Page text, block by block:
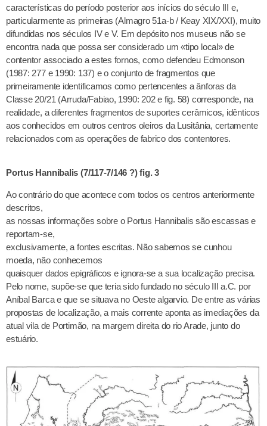
características do período posterior aos inícios do século III e,
particularmente as primeiras (Almagro 51a-b / Keay XIX/XXI), muito
difundidas nos séculos IV e V. Em depósito nos museus não se
encontra nada que possa ser considerado um «tipo local» de
contentor associado a estes fornos, como defendeu Edmonson
(1987: 277 e 1990: 137) e o conjunto de fragmentos que
primeiramente identificamos como pertencentes a ânforas da
Classe 20/21 (Arruda/Fabiao, 1990: 202 e fig. 58) corresponde, na
realidade, a diferentes fragmentos de suportes cerâmicos, idênticos
aos conhecidos em outros centros oleiros da Lusitânia, certamente
relacionados com as operações de fabrico dos contentores.
Portus Hannibalis (7/117-7/146 ?) fig. 3
Ao contrário do que acontece com todos os centros anteriormente
descritos,
as nossas informações sobre o Portus Hannibalis são escassas e
reportam-se,
exclusivamente, a fontes escritas. Não sabemos se cunhou
moeda, não conhecemos
quaisquer dados epigráficos e ignora-se a sua localização precisa.
Pelo nome, supõe-se que teria sido fundado no século III a.C. por
Aníbal Barca e que se situava no Oeste algarvio. De entre as várias
propostas de localização, a mais corrente aponta as imediações da
atual vila de Portimão, na margem direita do rio Arade, junto do
estuário.